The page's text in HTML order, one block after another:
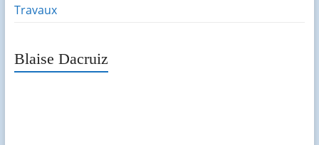
Travaux
Blaise Dacruiz